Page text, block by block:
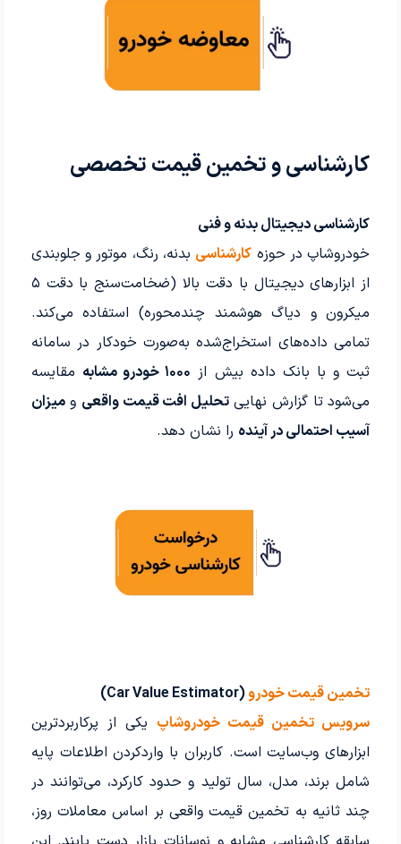
کارشناسی و تخمین قیمت تخصصی
کارشناسی دیجیتال بدنه و فنی
خودروشاپ در حوزه کارشناسی بدنه، رنگ، موتور و جلوبندی
از ابزارهای دیجیتال با دقت بالا (ضخامت‌سنج با دقت ۵
میکرون و دیاگ هوشمند چندمحوره) استفاده می‌کند.
تمامی داده‌های استخراج‌شده به‌صورت خودکار در سامانه
ثبت و با بانک داده بیش از ۱۰۰۰ خودرو مشابه
مقایسه
می‌شود تا گزارش نهاییتحلیل افت قیمت واقعی ومیزان
آسیب احتمالی در آینده را نشان دهد.
تخمین قیمت خودرو(Car Value Estimator)
سرویس تخمین قیمت خودروشاپ یکی از پرکاربردترین
ابزارهای وب‌سایت است. کاربران با واردکردن اطلاعات پایه
شامل برند، مدل، سال تولید و حدود کارکرد، می‌توانند در
چند ثانیه به تخمین قیمت واقعی بر اساس معاملات روز،